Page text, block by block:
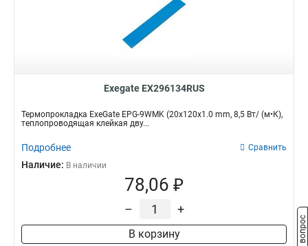
Exegate EX296134RUS
Термопрокладка ExeGate EPG-9WMK (20x120x1.0 mm, 8,5 Вт/ (м•К),
теплопроводящая клейкая дву...
Подробнее Сравнить
Наличие: В наличии
78,06 ₽
– +
В корзину